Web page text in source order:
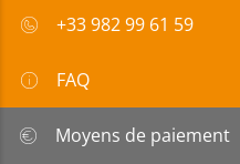
+33 982 99 61 59
FAQ
Moyens de paiement